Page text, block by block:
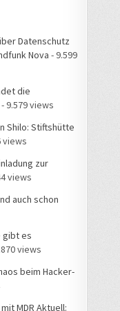
Datenschutz
Nova - 9.599
die
- 9.579 views
Shilo: Stiftshütte
views
zur
views
auch schon
gibt es
views
beim Hacker-
MDR Aktuell: